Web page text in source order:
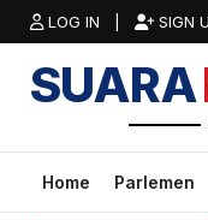
LOG IN | SIGN
SUARA
Home Parlemen